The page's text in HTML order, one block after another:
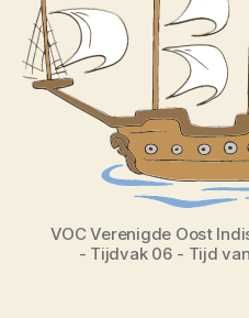
VOC Verenigde Oost
- Tijdvak 06 - Tijd